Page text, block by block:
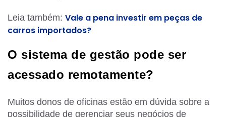
Leia também: Vale a pena investir em peças de
carros importados?
O sistema de gestão pode ser
acessado remotamente?
Muitos donos de oficinas estão em dúvida sobre a
possibilidade de gerenciar seus negócios de